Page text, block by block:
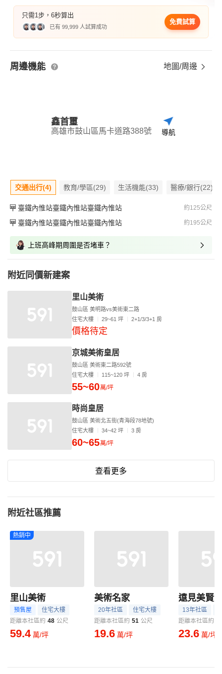
只需1步，6秒算出
已有 99,999 人試算成功
免費試算
周邊機能 地圖/周邊
鑫首璽
高雄市鼓山區馬卡道路388號 導航
交通出行(4) 教育/學區(29) 生活機能(33) 醫療/銀行(22)
臺鐵內惟站臺鐵內惟站臺鐵內惟站 約125公尺
臺鐵內惟站臺鐵內惟站臺鐵內惟站 約195公尺
上班高峰期周圍是否堵車？
附近同價新建案
里山美術
鼓山區 美明路vs美術東二路
住宅大樓
29~61 坪 2+1/3/3+1 房
價格待定
京城美術皇居
鼓山區 美術東二路592號
住宅大樓
115~120 坪 4 房
55~60萬/坪
時尚皇居
鼓山區 美術北五街(青海段78地號)
住宅大樓
34~42 坪 3 房
60~65萬/坪
查看更多
附近社區推薦
熱銷中
里山美術
預售屋
住宅大樓
距離本社區約 48 公尺
59.4 萬/坪
美術名家
20年社區
住宅大樓
距離本社區約 51 公尺
19.6 萬/坪
遠見美賢
13年社區
距離本社區約
23.6 萬/坪